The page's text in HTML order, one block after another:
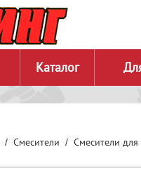
Каталог
Смесители Смесители для